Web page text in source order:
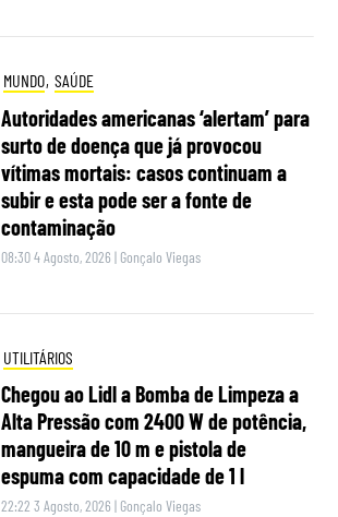
MUNDO, SAÚDE
Autoridades americanas ‘alertam’ para
surto de doença que já provocou
vítimas mortais: casos continuam a
subir e esta pode ser a fonte de
contaminação
08:30 4 Agosto, 2026 | Gonçalo Viegas
UTILITÁRIOS
Chegou ao Lidl a Bomba de Limpeza a
Alta Pressão com 2400 W de potência,
mangueira de 10 m e pistola de
espuma com capacidade de 1 l
22:22 3 Agosto, 2026 | Gonçalo Viegas